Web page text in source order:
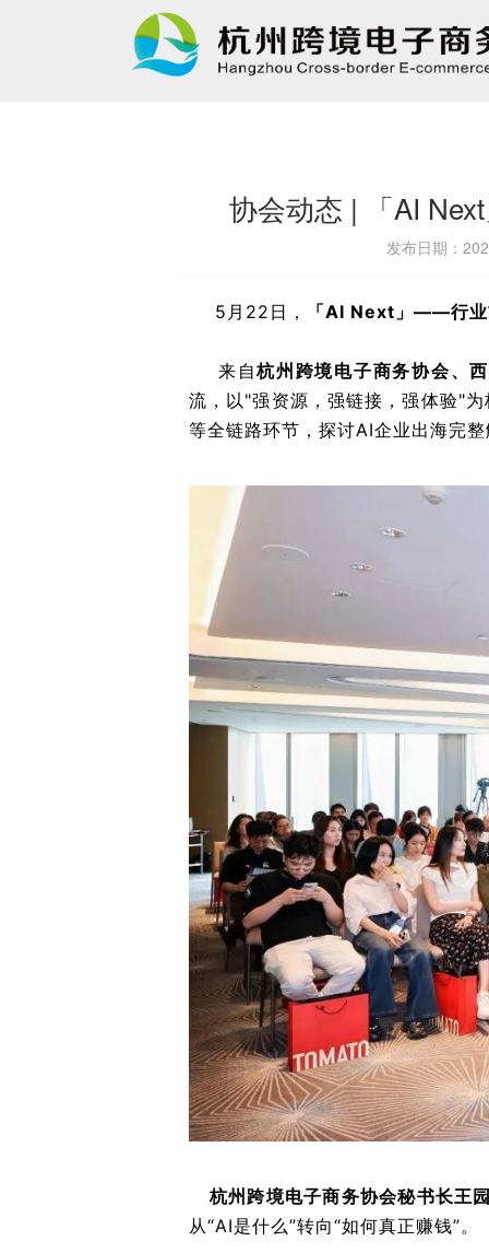
协会动态 | 「AI
发布日期：
5月22日， 「AI Next」——行业
来自杭州跨境电子商务协会、
流，以"强资源，强链接，强体验"
等全链路环节，探讨AI企业出海完
杭州跨境电子商务协会秘书长王
从“AI是什么”转向“如何真正赚钱”。